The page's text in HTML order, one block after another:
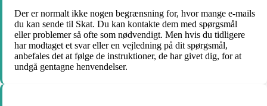
Der er normalt ikke nogen begrænsning for, hvor mange e-mails
du kan sende til Skat. Du kan kontakte dem med spørgsmål
eller problemer så ofte som nødvendigt. Men hvis du tidligere
har modtaget et svar eller en vejledning på dit spørgsmål,
anbefales det at følge de instruktioner, de har givet dig, for at
undgå gentagne henvendelser.